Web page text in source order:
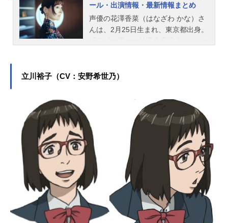
ール・出演情報・最新情報まとめ
声優の花澤香菜（はなざわ かな）さ
んは、2月25日生まれ、東京都出身。
く演じています。こちらでは、花澤
立川裕子（CV：安野希世乃）